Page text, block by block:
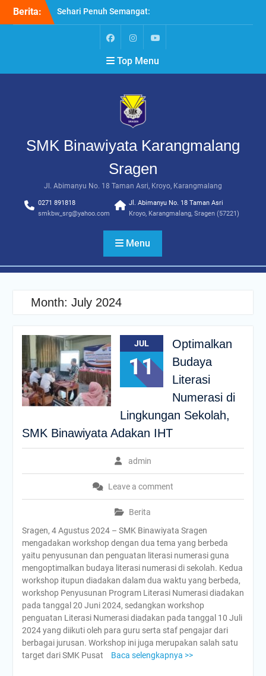
Berita:
Sehari Penuh Semangat:
Harmoni Belajar dan
Berkarya di SMK
Menapaki Langkah Baru
dengan Semangat “MPLS
Optimalkan Budaya
Literasi Numerasi di
Lingkungan Sekolah, SMK
Persiapkan Peserta Didik,
Workshop Penyelarasan
Pembelajaran Berbasis
Dunia Kerja
Menguatkan Kebersamaan
Upgrading Guru dan
Karet Karanganyar
FacebookInstagramYoutube
Top Menu
SMK Binawiyata Karangmalang
Sragen
Jl. Abimanyu No. 18 Taman Asri, Kroyo, Karangmalang
0271 891818
smkbw_srg@yahoo.com
Jl. Abimanyu No. 18 Taman Asri
Kroyo, Karangmalang, Sragen (57221)
Menu
Month: July 2024
JUL
11
Optimalkan
Budaya
Literasi
Numerasi di
Lingkungan Sekolah,
SMK Binawiyata Adakan IHT
admin
Leave a comment
Berita
Sragen, 4 Agustus 2024 – SMK Binawiyata Sragen
mengadakan workshop dengan dua tema yang berbeda
yaitu penyusunan dan penguatan literasi numerasi guna
mengoptimalkan budaya literasi numerasi di sekolah. Kedua
workshop itupun diadakan dalam dua waktu yang berbeda,
workshop Penyusunan Program Literasi Numerasi diadakan
pada tanggal 20 Juni 2024, sedangkan workshop
penguatan Literasi Numerasi diadakan pada tanggal 10 Juli
2024 yang diikuti oleh para guru serta staf pengajar dari
berbagai jurusan. Workshop ini juga merupakan salah satu
target dari SMK Pusat
Baca selengkapnya >>